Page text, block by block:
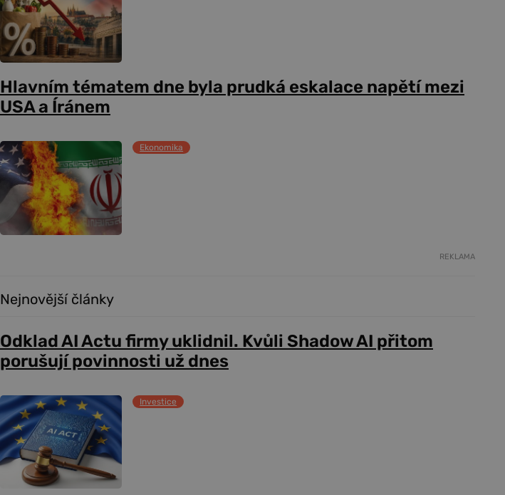
Hlavním tématem dne byla prudká eskalace napětí mezi
USA a Íránem
Ekonomika
REKLAMA
Nejnovější články
Odklad AI Actu firmy uklidnil. Kvůli Shadow AI přitom
porušují povinnosti už dnes
Investice